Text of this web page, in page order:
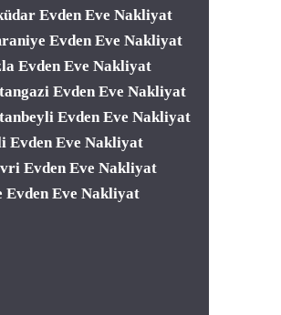
Evden Eve Nakliyat
Evden Eve Nakliyat
Evden Eve Nakliyat
Evden Eve Nakliyat
Evden Eve Nakliyat
Evden Eve Nakliyat
Evden Eve Nakliyat
Evden Eve Nakliyat